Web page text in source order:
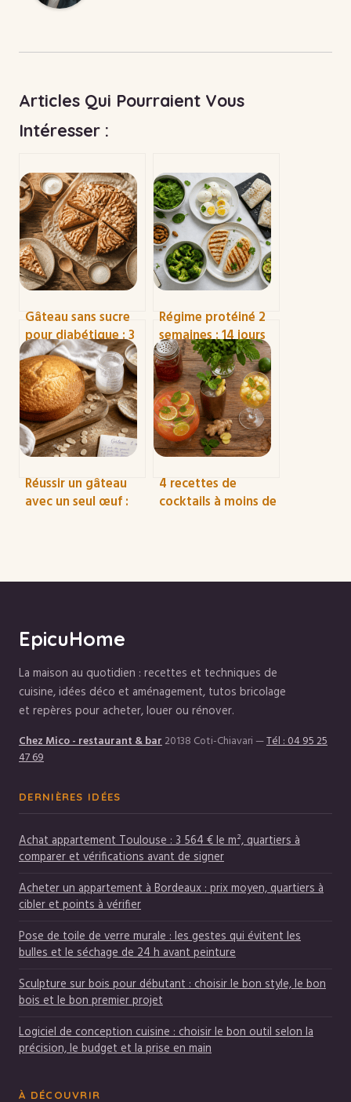
Articles Qui Pourraient Vous
Intéresser :
Gâteau sans sucre
pour diabétique : 3
règles d’or pour
allier plaisir, santé
et IG bas
Régime protéiné 2
semaines : 14 jours
de menus pour
perdre du poids
sans sacrifier vos
muscles
Réussir un gâteau
avec un seul œuf :
4 recettes de
cocktails à moins de
EpicuHome
La maison au quotidien : recettes et techniques de
cuisine, idées déco et aménagement, tutos bricolage
et repères pour acheter, louer ou rénover.
Chez Mico - restaurant & bar20138 Coti-Chiavari—Tél : 04 95 25
47 69
DERNIÈRES IDÉES
Achat appartement Toulouse : 3 564 € le m², quartiers à
comparer et vérifications avant de signer
Acheter un appartement à Bordeaux : prix moyen, quartiers à
cibler et points à vérifier
Pose de toile de verre murale : les gestes qui évitent les
bulles et le séchage de 24 h avant peinture
Sculpture sur bois pour débutant : choisir le bon style, le bon
bois et le bon premier projet
Logiciel de conception cuisine : choisir le bon outil selon la
précision, le budget et la prise en main
À DÉCOUVRIR